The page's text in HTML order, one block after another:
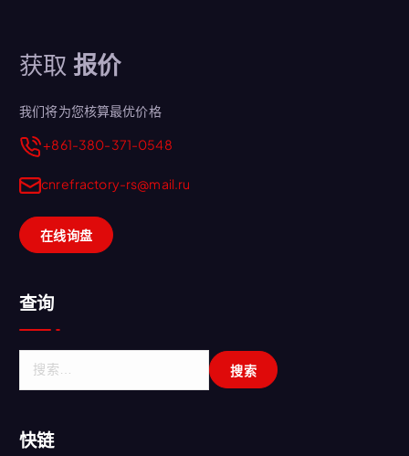
获取 报价
我们将为您核算最优价格
+861-380-371-0548
cnrefractory-rs@mail.ru
在线询盘
查询
快链